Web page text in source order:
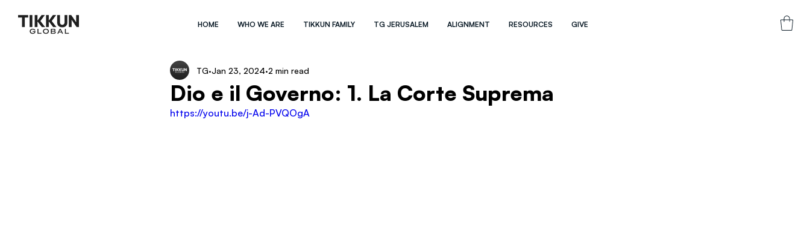
HOME WHO WE ARE TIKKUN FAMILY TG JERUSALEM ALIGNMENT RESOURCES GIVE
Dio e il Governo: 1. La Corte Suprema
TG Jan 23, 2024 2 min read
https://youtu.be/j-Ad-PVQOgA